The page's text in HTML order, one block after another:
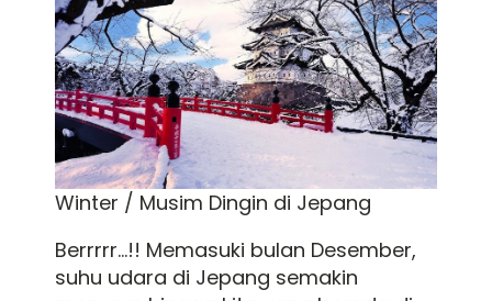
Winter / Musim Dingin di Jepang
Berrrrr...!! Memasuki bulan Desember,
suhu udara di Jepang semakin